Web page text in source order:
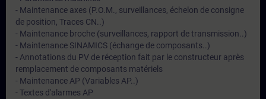
- Maintenance axes (P.O.M., surveillances, échelon de consigne
de position, Traces CN..)
- Maintenance broche (surveillances, rapport de transmission..)
- Maintenance SINAMICS (échange de composants..)
- Annotations du PV de réception fait par le constructeur après
remplacement de composants matériels
- Maintenance AP (Variables AP..)
- Textes d'alarmes AP